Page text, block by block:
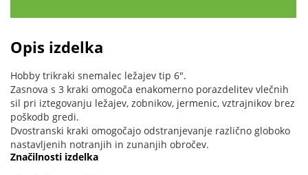
Opis izdelka
Hobby trikraki snemalec ležajev tip 6".
Zasnova s ​​3 kraki omogoča enakomerno porazdelitev vlečnih
sil pri iztegovanju ležajev, zobnikov, jermenic, vztrajnikov brez
poškodb gredi.
Dvostranski kraki omogočajo odstranjevanje različno globoko
nastavljenih notranjih in zunanjih obročev.
Značilnosti izdelka